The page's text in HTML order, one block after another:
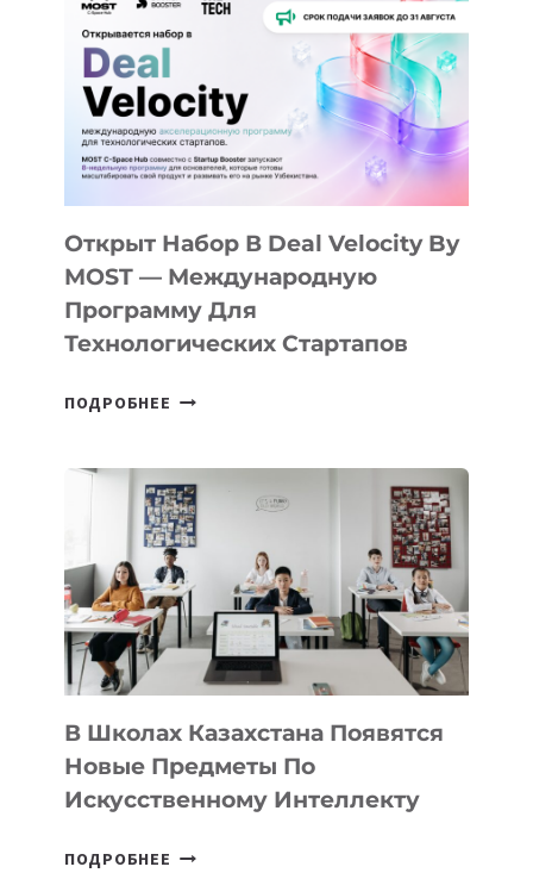
КАК
AI
YOUTH
CAMP
ДАЛ
30
ПОДРОСТКАМ
БИЛЕТ
В
ПРЕДПРИНИМАТЕЛЬСТВО
Открыт Набор В Deal Velocity By
MOST — Международную
Программу Для
Технологических Стартапов
ПОДРОБНЕЕ ОТКРЫТ
DEAL
VELOCITY
BY
MOST
—
МЕЖДУНАРОДНУЮ
ПРОГРАММУ
ДЛЯ
ТЕХНОЛОГИЧЕСКИХ
В Школах Казахстана Появятся
Новые Предметы По
Искусственному Интеллекту
ПОДРОБНЕЕ